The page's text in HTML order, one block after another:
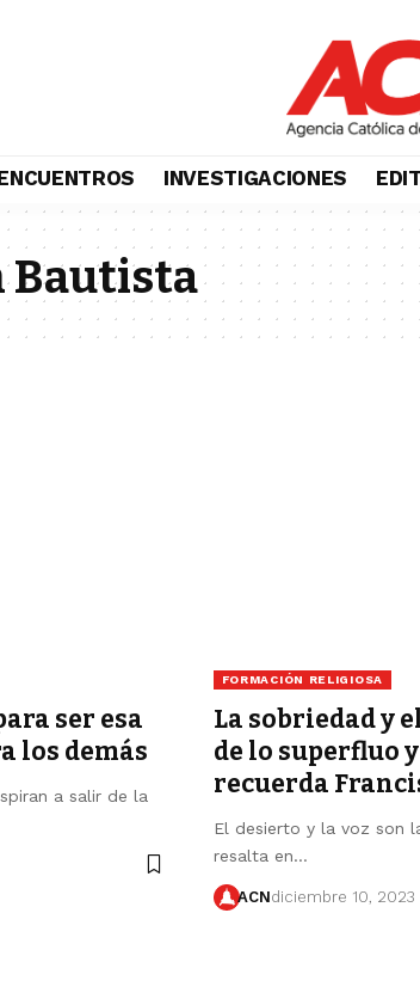
INVESTIGACIONES
Bautista
ser esa
los demás
a salir de la
FORMACIÓN RELIGIOSA
La sobriedad y
de lo superfluo
recuerda
El desierto y la voz son
resalta en…
ACNdiciembre 10, 2023